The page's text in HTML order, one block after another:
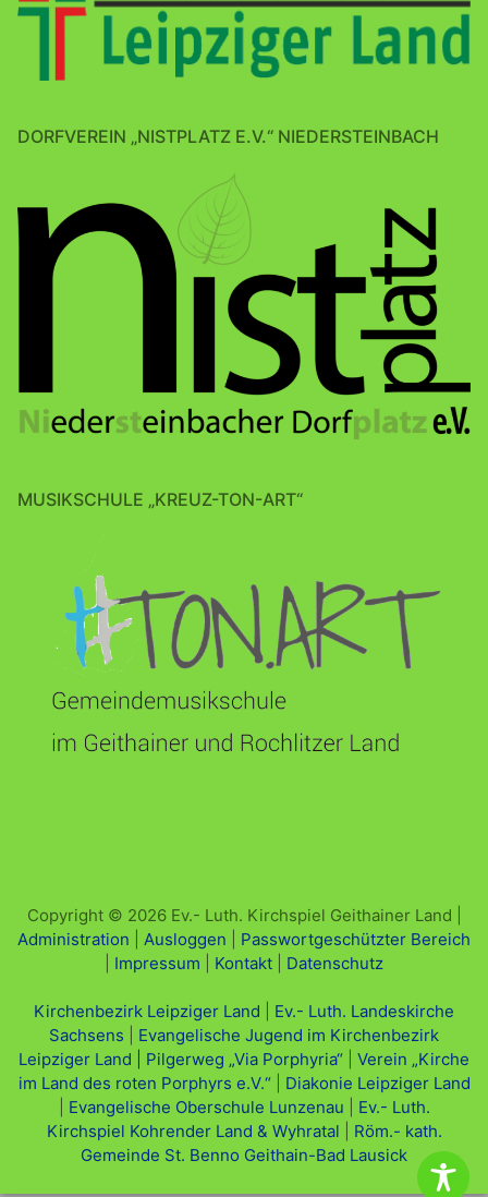
DORFVEREIN „NISTPLATZ E.V.“ NIEDERSTEINBACH
MUSIKSCHULE „KREUZ-TON-ART“
Copyright © 2026 Ev.- Luth. Kirchspiel Geithainer Land |
Administration
Ausloggen
Passwortgeschützter Bereich
Impressum Kontakt Datenschutz
Kirchenbezirk Leipziger Land
Ev.- Luth. Landeskirche
Sachsens
Evangelische Jugend im Kirchenbezirk
Leipziger Land | Pilgerweg „Via Porphyria“
Verein „Kirche
im Land des roten Porphyrs e.V.“| Diakonie Leipziger Land
Evangelische Oberschule Lunzenau
Ev.- Luth.
Kirchspiel Kohrender Land & Wyhratal
Röm.- kath.
Gemeinde St. Benno Geithain-Bad Lausick